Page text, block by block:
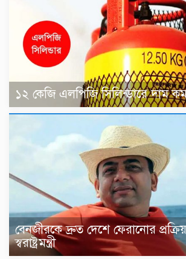
১২ কেজি এলপিজি সিলিন্ডারে দাম
বেনজীরকে দ্রুত দেশে ফেরানোর
স্বরাষ্ট্রমন্ত্রী